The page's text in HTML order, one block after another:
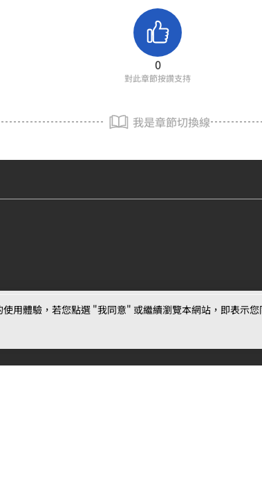
0
對此章節按讚支持
我是章節切換線
用體驗，若您點選 "我同意" 或繼續瀏覽本網站，即表示您